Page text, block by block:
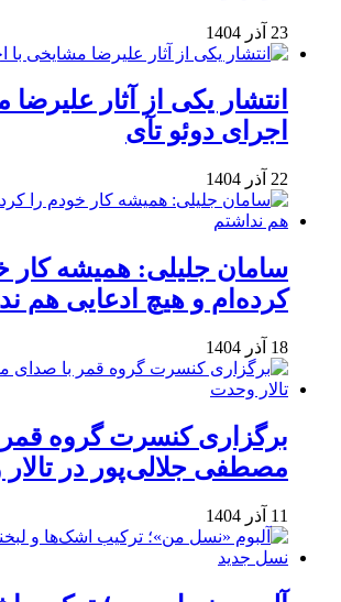
23 آذر 1404
انتشار یکی از آثار
اجرای دوئو تآی
22 آذر 1404
سامان جلیلی: همیشه کار
کرده‌ام و هیچ ادعایی هم
18 آذر 1404
برگزاری کنسرت گروه
مصطفی جلالی‌پور در
11 آذر 1404